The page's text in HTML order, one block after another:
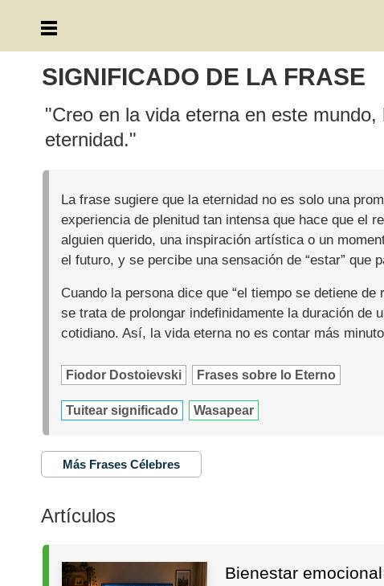
SIGNIFICADO DE LA FRASE
"Creo en la vida eterna en este
eternidad."
La frase sugiere que la eternidad no es solo una
experiencia de plenitud tan intensa que hace que el
alguien querido, una inspiración artística o un
el futuro, y se percibe una sensación de “estar” que
Cuando la persona dice que “el tiempo se detiene
se trata de prolongar indefinidamente la duración de
cotidiano. Así, la vida eterna no es contar más
Fiodor Dostoievski Frases sobre lo Eterno
Tuitear significado Wasapear
Más Frases Célebres
Artículos
Bienestar